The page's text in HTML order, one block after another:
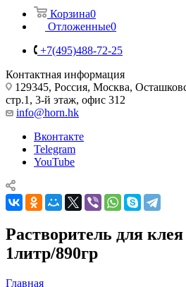
Корзина0
Контактная информация
129345, Россия, Москва,
стр.1, 3-й этаж, офис 312
Вконтакте
Telegram
Растворитель для
1литр/890гр